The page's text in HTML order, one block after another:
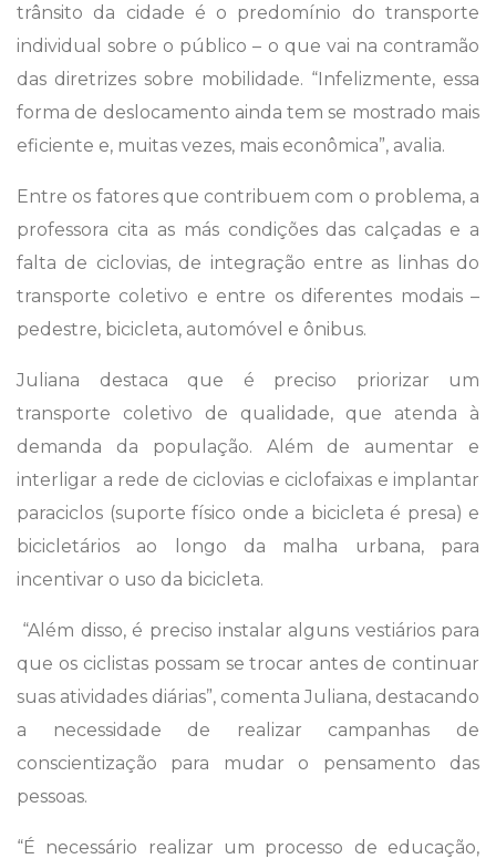
trânsito da cidade é o predomínio do transporte
individual sobre o público – o que vai na contramão
das diretrizes sobre mobilidade. “Infelizmente, essa
forma de deslocamento ainda tem se mostrado mais
eficiente e, muitas vezes, mais econômica”, avalia.
Entre os fatores que contribuem com o problema, a
professora cita as más condições das calçadas e a
falta de ciclovias, de integração entre as linhas do
transporte coletivo e entre os diferentes modais –
pedestre, bicicleta, automóvel e ônibus.
Juliana destaca que é preciso priorizar um
transporte coletivo de qualidade, que atenda à
demanda da população. Além de aumentar e
interligar a rede de ciclovias e ciclofaixas e implantar
paraciclos (suporte físico onde a bicicleta é presa) e
bicicletários ao longo da malha urbana, para
incentivar o uso da bicicleta.
“Além disso, é preciso instalar alguns vestiários para
que os ciclistas possam se trocar antes de continuar
suas atividades diárias”, comenta Juliana, destacando
a necessidade de realizar campanhas de
conscientização para mudar o pensamento das
pessoas.
“É necessário realizar um processo de educação,